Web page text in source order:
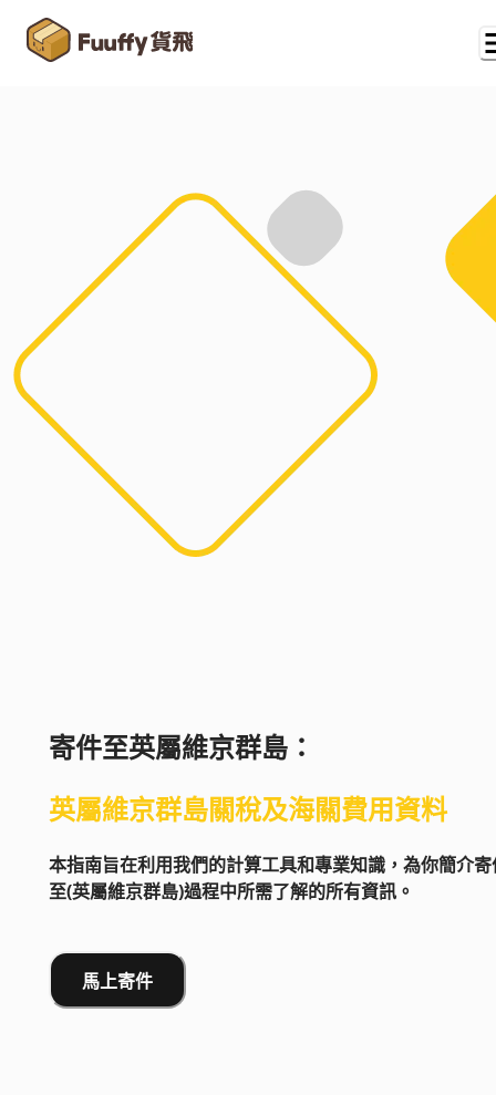
寄件至英屬維京群島 ：
英屬維京群島關稅及海關費用資料
本指南旨在利用我們的計算工具和專業知識，為你簡介寄
至(英屬維京群島)過程中所需了解的所有資訊。
馬上寄件